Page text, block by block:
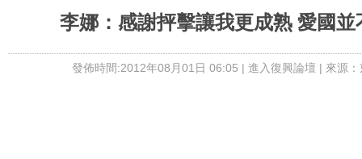
李娜：感謝抨擊讓我更成熟 愛國並
發佈時間:2012年08月01日 06:05 | 進入復興論壇 | 來源